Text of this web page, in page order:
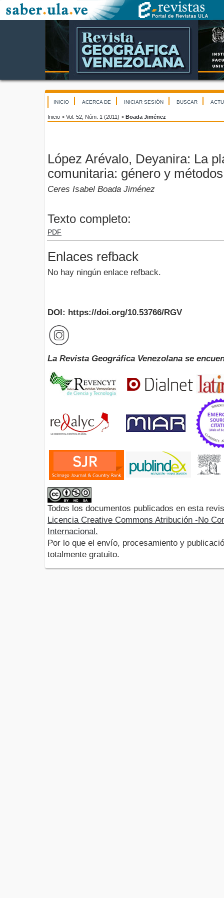
INICIO ACERCA DE INICIAR SESIÓN BUSCAR
Inicio > Vol. 52, Núm. 1 (2011) > Boada Jiménez
López Arévalo, Deyanira: La
comunitaria: género y
Ceres Isabel Boada Jiménez
Texto completo:
PDF
Enlaces refback
No hay ningún enlace refback.
DOI: https://doi.org/10.53766/RGV
La Revista Geográfica Venezolana se
Todos los documentos publicados en esta
Licencia Creative Commons Atribución -No
Internacional.
Por lo que el envío, procesamiento y
totalmente gratuito.